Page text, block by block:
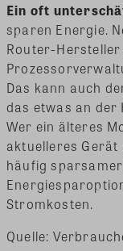
Ein oft
sparen Energie.
Router-
Das kann auch
das etwas an
Wer ein älteres
aktuelleres Gerät
häufig
Stromkosten.
Quelle: